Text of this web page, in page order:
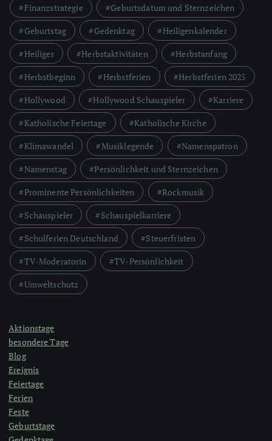
Finanzstrategie
Geburtsdatum und Sternzeichen
Geburtstag
Gedenktag
Heiligenkalender
Heiliger
Herbstaktivitäten
Herbstanfang
Herbstbeginn
Herbstferien
Herbstferien 2025
Hollywood
Hollywood Schauspieler
Karriere
Katholische Feiertage
Katholische Kirche
Klimawandel
Musiklegende
Namenspatron
Namenstag
Persönlichkeit und Sternzeichen
Prominente Persönlichkeiten
Rockmusik
Schauspieler
Schauspielkarriere
Schulferien Deutschland
Steuerfristen
TV-Moderatorin
TV-Persönlichkeit
Umweltschutz
Aktionstage
besondere Tage
Blog
Ereignis
Feiertage
Ferien
Feste
Geburtstage